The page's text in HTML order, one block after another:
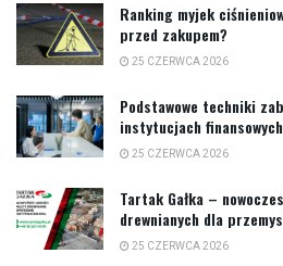
Ranking myjek
przed zakupem?
25 CZERWCA 2026
Podstawowe techniki
instytucjach finansowych
25 CZERWCA 2026
Tartak Gałka –
drewnianych dla
25 CZERWCA 2026